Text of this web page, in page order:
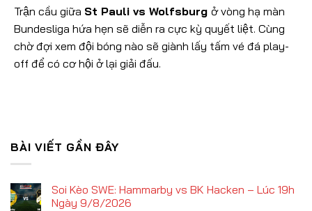
Trận cầu giữa St Pauli vs Wolfsburg ở vòng hạ màn
Bundesliga hứa hẹn sẽ diễn ra cực kỳ quyết liệt. Cùng
chờ đợi xem đội bóng nào sẽ giành lấy tấm vé đá play-
off để có cơ hội ở lại giải đấu.
BÀI VIẾT GẦN ĐÂY
Soi Kèo SWE: Hammarby vs BK Hacken – Lúc 19h
Ngày 9/8/2026